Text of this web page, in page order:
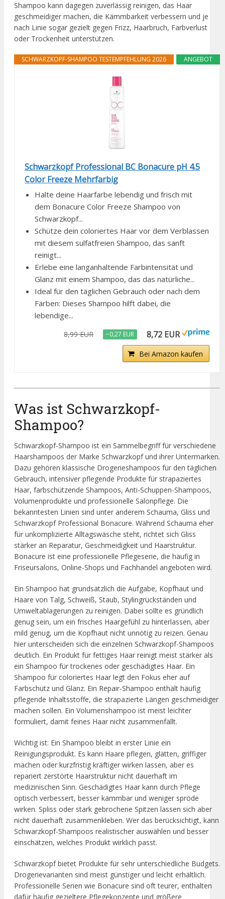
Shampoo kann dagegen zuverlässig reinigen, das Haar
geschmeidiger machen, die Kämmbarkeit verbessern und je
nach Linie sogar gezielt gegen Frizz, Haarbruch, Farbverlust
oder Trockenheit unterstützen.
ANGEBOT
SCHWARZKOPF-SHAMPOO TESTEMPFEHLUNG 2026
Schwarzkopf Professional BC Bonacure pH 4.5
Color Freeze Mehrfarbig
Halte deine Haarfarbe lebendig und frisch mit
dem Bonacure Color Freeze Shampoo von
Schwarzkopf...
Schütze dein coloriertes Haar vor dem Verblassen
mit diesem sulfatfreien Shampoo, das sanft
reinigt...
Erlebe eine langanhaltende Farbintensität und
Glanz mit einem Shampoo, das das natürliche...
Ideal für den täglichen Gebrauch oder nach dem
Färben: Dieses Shampoo hilft dabei, die
lebendige...
8,99 EUR −0,27 EUR 8,72 EUR
Bei Amazon kaufen
Was ist Schwarzkopf-
Shampoo?
Schwarzkopf-Shampoo ist ein Sammelbegriff für verschiedene
Haarshampoos der Marke Schwarzkopf und ihrer Untermarken.
Dazu gehören klassische Drogerieshampoos für den täglichen
Gebrauch, intensiver pflegende Produkte für strapaziertes
Haar, farbschützende Shampoos, Anti-Schuppen-Shampoos,
Volumenprodukte und professionelle Salonpflege. Die
bekanntesten Linien sind unter anderem Schauma, Gliss und
Schwarzkopf Professional Bonacure. Während Schauma eher
für unkomplizierte Alltagswäsche steht, richtet sich Gliss
stärker an Reparatur, Geschmeidigkeit und Haarstruktur.
Bonacure ist eine professionelle Pflegeserie, die häufig in
Friseursalons, Online-Shops und Fachhandel angeboten wird.
Ein Shampoo hat grundsätzlich die Aufgabe, Kopfhaut und
Haare von Talg, Schweiß, Staub, Stylingrückständen und
Umweltablagerungen zu reinigen. Dabei sollte es gründlich
genug sein, um ein frisches Haargefühl zu hinterlassen, aber
mild genug, um die Kopfhaut nicht unnötig zu reizen. Genau
hier unterscheiden sich die einzelnen Schwarzkopf-Shampoos
deutlich. Ein Produkt für fettiges Haar reinigt meist stärker als
ein Shampoo für trockenes oder geschädigtes Haar. Ein
Shampoo für coloriertes Haar legt den Fokus eher auf
Farbschutz und Glanz. Ein Repair-Shampoo enthält häufig
pflegende Inhaltsstoffe, die strapazierte Längen geschmeidiger
machen sollen. Ein Volumenshampoo ist meist leichter
formuliert, damit feines Haar nicht zusammenfällt.
Wichtig ist: Ein Shampoo bleibt in erster Linie ein
Reinigungsprodukt. Es kann Haare pflegen, glätten, griffiger
machen oder kurzfristig kräftiger wirken lassen, aber es
repariert zerstörte Haarstruktur nicht dauerhaft im
medizinischen Sinn. Geschädigtes Haar kann durch Pflege
optisch verbessert, besser kämmbar und weniger spröde
wirken. Spliss oder stark gebrochene Spitzen lassen sich aber
nicht dauerhaft zusammenkleben. Wer das berücksichtigt, kann
Schwarzkopf-Shampoos realistischer auswählen und besser
einschätzen, welches Produkt wirklich passt.
Schwarzkopf bietet Produkte für sehr unterschiedliche Budgets.
Drogerievarianten sind meist günstiger und leicht erhältlich.
Professionelle Serien wie Bonacure sind oft teurer, enthalten
dafür häufig gezieltere Pflegekonzepte und größere